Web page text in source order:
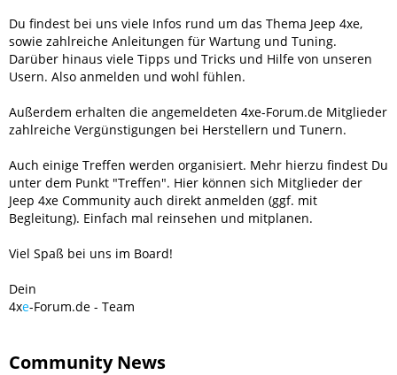
Du findest bei uns viele Infos rund um das Thema Jeep 4xe,
sowie zahlreiche Anleitungen für Wartung und Tuning.
Darüber hinaus viele Tipps und Tricks und Hilfe von unseren
Usern. Also anmelden und wohl fühlen.
Außerdem erhalten die angemeldeten 4xe-Forum.de Mitglieder
zahlreiche Vergünstigungen bei Herstellern und Tunern.
Auch einige Treffen werden organisiert. Mehr hierzu findest Du
unter dem Punkt "Treffen". Hier können sich Mitglieder der
Jeep 4xe Community auch direkt anmelden (ggf. mit
Begleitung). Einfach mal reinsehen und mitplanen.
Viel Spaß bei uns im Board!
Dein
4xe-Forum.de - Team
Community News